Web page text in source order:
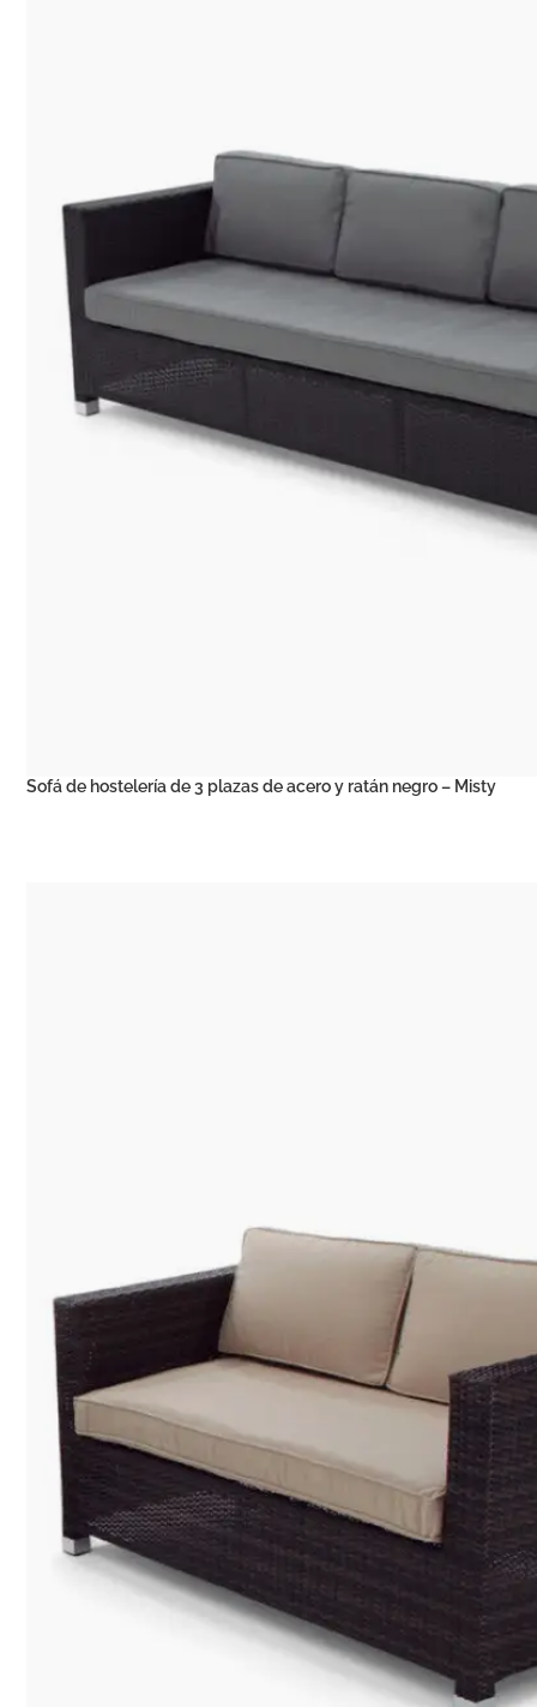
Sofá de hostelería de 3 plazas de acero y ratán negro – Misty